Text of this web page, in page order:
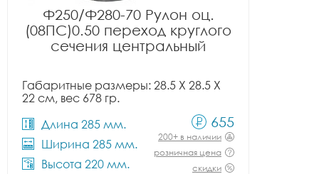
Ф250/Ф280-70 Рулон оц.
(08ПС)0.50 переход круглого
сечения центральный
Габаритные размеры: 28.5 X 28.5 X
22 см, вес 678 гр.
Длина 285 мм.
Ширина 285 мм.
Высота 220 мм.
655
200+ в наличии
розничная цена
скидки